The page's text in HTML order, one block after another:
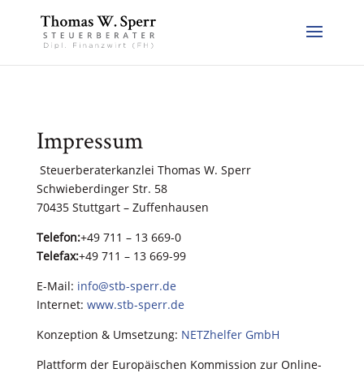
Impressum
Steuerberaterkanzlei Thomas W. Sperr
Schwieberdinger Str. 58
70435 Stuttgart – Zuffenhausen
Telefon:+49 711 – 13 669-0
Telefax:+49 711 – 13 669-99
E-Mail: info@stb-sperr.de
Internet: www.stb-sperr.de
Konzeption & Umsetzung: NETZhelfer GmbH
Plattform der Europäischen Kommission zur Online-